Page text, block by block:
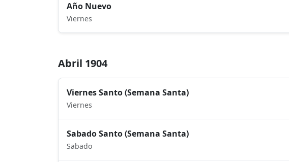
Año Nuevo
Viernes
Abril 1904
Viernes Santo (Semana Santa)
Viernes
Sabado Santo (Semana Santa)
Sabado